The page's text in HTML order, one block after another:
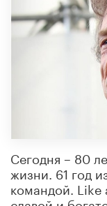
Сегодня – 80
жизни. 61 год
командой.